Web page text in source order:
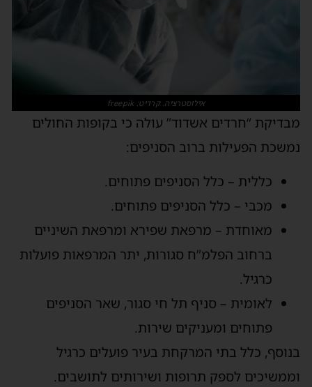
אילוסטרציה. קרדיט: freepik
מבדיקת “חרדים אשדוד” עולה כי בקופות החולים
נמשכת הפעילות ברוב הסניפים:
כללית – כלל הסניפים פתוחים.
מכבי – כלל הסניפים פתוחים.
מאוחדת – מרפאת שפירא ומרפאת השיניים
ברחוב הפלמ”ח סגורות, יתר המרפאות פועלות
כרגיל.
לאומית – סניף תל חי סגור, שאר הסניפים
פתוחים ומעניקים שירות.
בנוסף, כלל בתי המרקחת בעיר פועלים כרגיל
וממשיכים לספק תרופות ושירותים לתושבים.